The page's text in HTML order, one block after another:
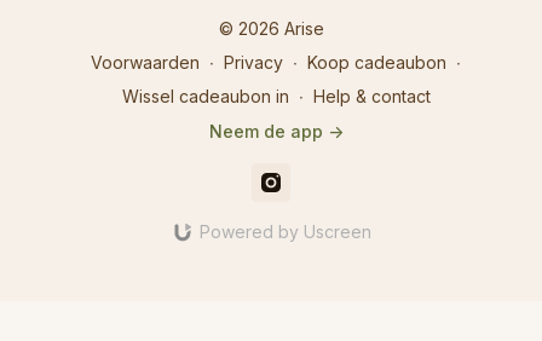
© 2026 Arise
Voorwaarden ∙ Privacy ∙ Koop cadeaubon ∙
Wissel cadeaubon in ∙ Help & contact
Neem de app ->
Powered by Uscreen